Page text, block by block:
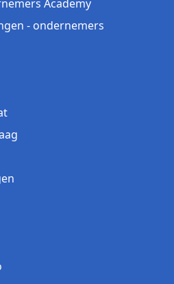
Academy
- ondernemers